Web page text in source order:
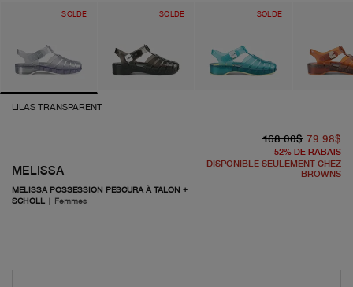
SOLDE SOLDE SOLDE
LILAS TRANSPARENT
MELISSA
MELISSA POSSESSION PESCURA À TALON +
SCHOLL | Femmes
168.00$ 79.98$
52% DE RABAIS
DISPONIBLE SEULEMENT CHEZ
BROWNS